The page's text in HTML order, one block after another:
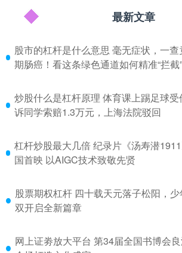
最新文章
股市的杠杆是什么意思 毫无症状，一查
期肠癌！看这条绿色通道如何精准“拦截”
炒股什么是杠杆原理 体育课上踢足球受
诉同学索赔1.3万元，上海法院驳回
杠杆炒股最大几倍 纪录片《汤寿潜
国首映 以AIGC技术致敬先贤
股票期权杠杆 四十载天元落子松阳，
双开启全新篇章
网上证劵放大平台 第34届全国书博会